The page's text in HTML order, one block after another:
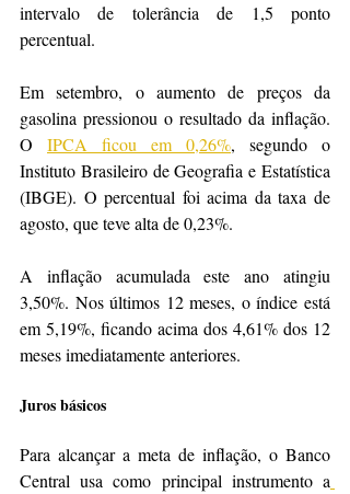
intervalo de tolerância de 1,5 ponto
percentual.
Em setembro, o aumento de preços da
gasolina pressionou o resultado da inflação.
O IPCA ficou em 0,26%, segundo o
Instituto Brasileiro de Geografia e Estatística
(IBGE). O percentual foi acima da taxa de
agosto, que teve alta de 0,23%.
A inflação acumulada este ano atingiu
3,50%. Nos últimos 12 meses, o índice está
em 5,19%, ficando acima dos 4,61% dos 12
meses imediatamente anteriores.
Juros básicos
Para alcançar a meta de inflação, o Banco
Central usa como principal instrumento a